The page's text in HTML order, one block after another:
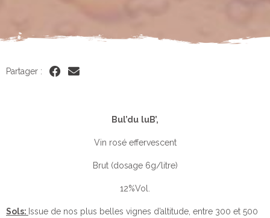
Partager :
Bul’du luB’,
Vin rosé effervescent
Brut (dosage 6g/litre)
12%Vol.
Sols: Issue de nos plus belles vignes d’altitude, entre 300 et 500